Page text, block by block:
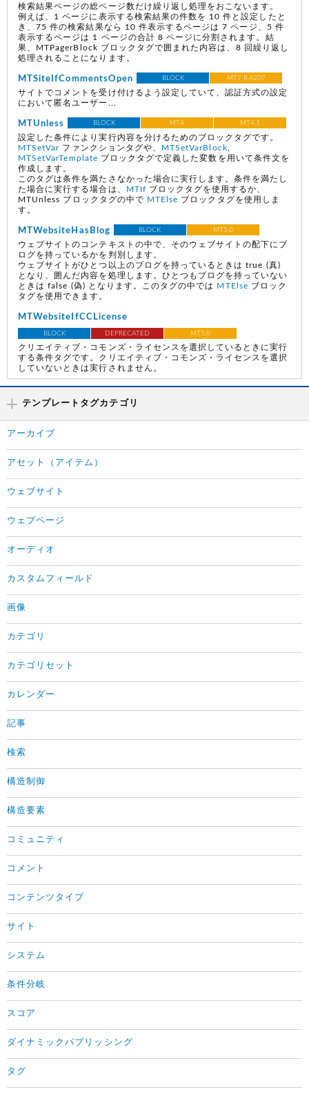
検索結果ページの総ページ数だけ繰り返し処理をおこないます。
例えば、1 ページに表示する検索結果の件数を 10 件と設定したと
き、75 件の検索結果なら 10 件表示するページは 7 ページ、5 件
表示するページは 1 ページの合計 8 ページに分割されます。結
果、MTPagerBlock ブロックタグで囲まれた内容は、8 回繰り返し
処理されることになります。
MTSiteIfCommentsOpen BLOCK MT7 R.4207
サイトでコメントを受け付けるよう設定していて、認証方式の設定
において匿名ユーザー...
MTUnless BLOCK MT4 MT4.1
設定した条件により実行内容を分けるためのブロックタグです。
MTSetVar ファンクションタグや、 MTSetVarBlock,
MTSetVarTemplate ブロックタグで定義した変数を用いて条件文を
作成します。
このタグは条件を満たさなかった場合に実行します。条件を満たし
た場合に実行する場合は、
MTIf ブロックタグを使用するか、
MTUnless ブロックタグの中で MTElse ブロックタグを使用しま
す。
MTWebsiteHasBlog BLOCK MT5.0
ウェブサイトのコンテキストの中で、そのウェブサイトの配下にブ
ログを持っているかを判別します。
ウェブサイトがひとつ以上のブログを持っているときは true (真)
となり、囲んだ内容を処理します。ひとつもブログを持っていない
ときは false (偽) となります。このタグの中では
MTElse ブロック
タグを使用できます。
MTWebsiteIfCCLicense
BLOCK DEPRECATED MT5.0
クリエイティブ・コモンズ・ライセンスを選択しているときに実行
する条件タグです。クリエイティブ・コモンズ・ライセンスを選択
していないときは実行されません。
テンプレートタグカテゴリ
アーカイブ
アセット（アイテム）
ウェブサイト
ウェブページ
オーディオ
カスタムフィールド
画像
カテゴリ
カテゴリセット
カレンダー
記事
検索
構造制御
構造要素
コミュニティ
コメント
コンテンツタイプ
サイト
システム
条件分岐
スコア
ダイナミックパブリッシング
タグ